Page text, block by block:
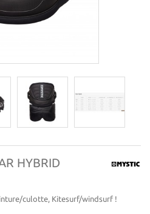
HYBRID
culotte, Kitesurf/windsurf !